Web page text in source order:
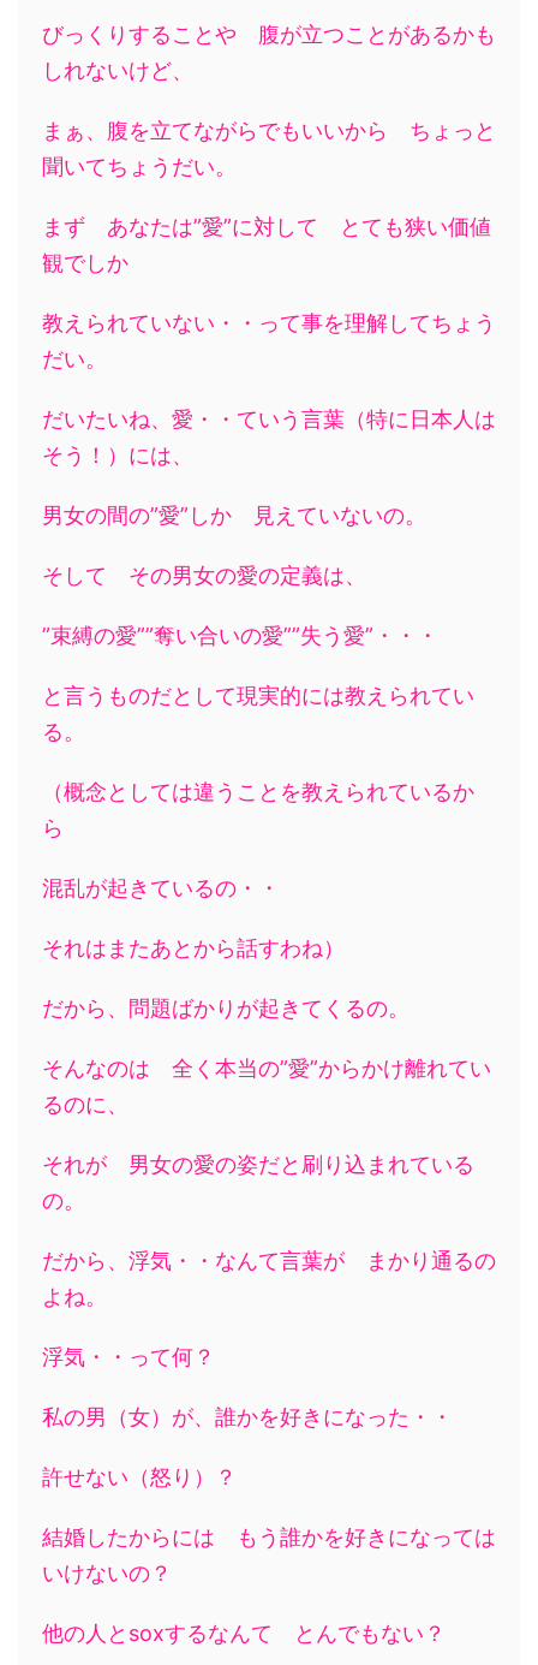
びっくりすることや 腹が立つことがあるかも
しれないけど、
まぁ、腹を立てながらでもいいから ちょっと
聞いてちょうだい。
まず あなたは”愛”に対して とても狭い価値
観でしか
教えられていない・・って事を理解してちょう
だい。
だいたいね、愛・・ていう言葉（特に日本人は
そう！）には、
男女の間の”愛”しか 見えていないの。
そして その男女の愛の定義は、
”束縛の愛””奪い合いの愛””失う愛”・・・
と言うものだとして現実的には教えられてい
る。
（概念としては違うことを教えられているか
ら
混乱が起きているの・・
それはまたあとから話すわね）
だから、問題ばかりが起きてくるの。
そんなのは 全く本当の”愛”からかけ離れてい
るのに、
それが 男女の愛の姿だと刷り込まれている
の。
だから、浮気・・なんて言葉が まかり通るの
よね。
浮気・・って何？
私の男（女）が、誰かを好きになった・・
許せない（怒り）？
結婚したからには もう誰かを好きになっては
いけないの？
他の人とsoxするなんて とんでもない？